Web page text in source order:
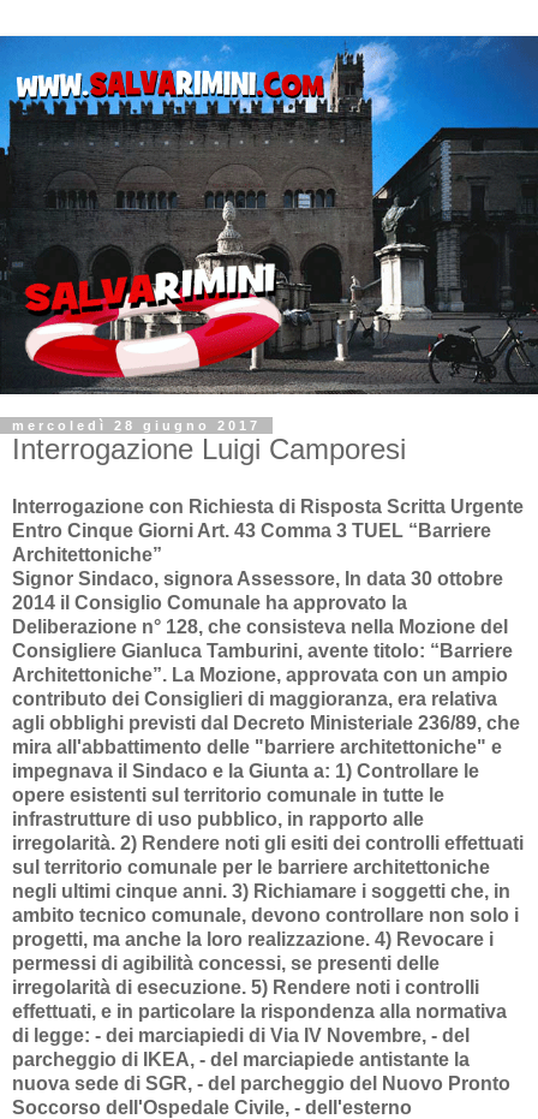
mercoledì 28 giugno 2017
Interrogazione Luigi Camporesi
Interrogazione con Richiesta di Risposta Scritta Urgente
Entro Cinque Giorni Art. 43 Comma 3 TUEL “Barriere
Architettoniche”
Signor Sindaco, signora Assessore, In data 30 ottobre
2014 il Consiglio Comunale ha approvato la
Deliberazione n° 128, che consisteva nella Mozione del
Consigliere Gianluca Tamburini, avente titolo: “Barriere
Architettoniche”. La Mozione, approvata con un ampio
contributo dei Consiglieri di maggioranza, era relativa
agli obblighi previsti dal Decreto Ministeriale 236/89, che
mira all'abbattimento delle "barriere architettoniche" e
impegnava il Sindaco e la Giunta a: 1) Controllare le
opere esistenti sul territorio comunale in tutte le
infrastrutture di uso pubblico, in rapporto alle
irregolarità. 2) Rendere noti gli esiti dei controlli effettuati
sul territorio comunale per le barriere architettoniche
negli ultimi cinque anni. 3) Richiamare i soggetti che, in
ambito tecnico comunale, devono controllare non solo i
progetti, ma anche la loro realizzazione. 4) Revocare i
permessi di agibilità concessi, se presenti delle
irregolarità di esecuzione. 5) Rendere noti i controlli
effettuati, e in particolare la rispondenza alla normativa
di legge: - dei marciapiedi di Via IV Novembre, - del
parcheggio di IKEA, - del marciapiede antistante la
nuova sede di SGR, - del parcheggio del Nuovo Pronto
Soccorso dell'Ospedale Civile, - dell'esterno